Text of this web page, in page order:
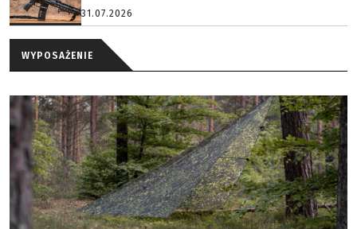
31.07.2026
WYPOSAŻENIE